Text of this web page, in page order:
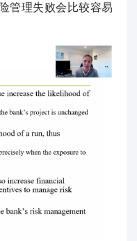
管理失败会比较容易